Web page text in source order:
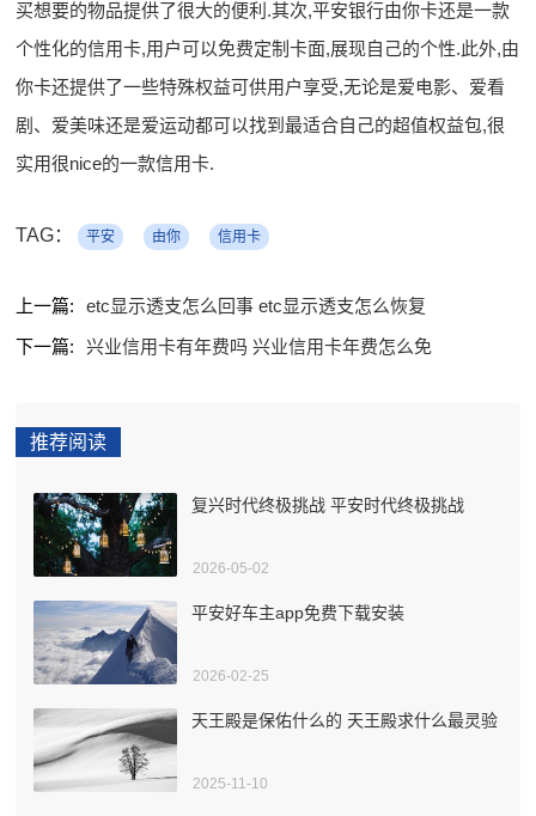
买想要的物品提供了很大的便利.其次,平安银行由你卡还是一款
个性化的信用卡,用户可以免费定制卡面,展现自己的个性.此外,由
你卡还提供了一些特殊权益可供用户享受,无论是爱电影、爱看
剧、爱美味还是爱运动都可以找到最适合自己的超值权益包,很
实用很nice的一款信用卡.
TAG： 平安 由你 信用卡
上一篇:
etc显示透支怎么回事 etc显示透支怎么恢复
下一篇:
兴业信用卡有年费吗 兴业信用卡年费怎么免
推荐阅读
复兴时代终极挑战 平安时代终极挑战
2026-05-02
平安好车主app免费下载安装
2026-02-25
天王殿是保佑什么的 天王殿求什么最灵验
2025-11-10